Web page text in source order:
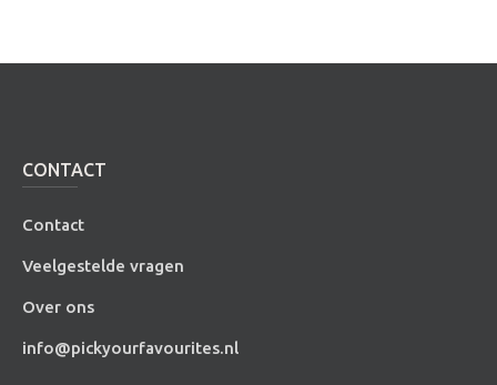
CONTACT
Contact
Veelgestelde vragen
Over ons
info@pickyourfavourites.nl